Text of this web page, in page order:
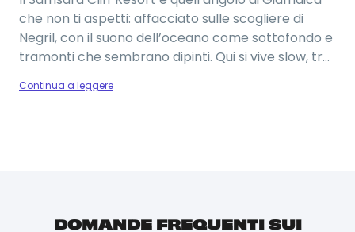
che non ti aspetti: affacciato sulle scogliere di
Negril, con il suono dell’oceano come sottofondo e
tramonti che sembrano dipinti. Qui si vive slow, tra
che scorrono senza fretta. Un’atmosfera
Continua a leggere
DOMANDE FREQUENTI SUI